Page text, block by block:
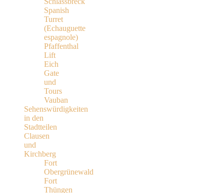
Spanish
Turret
(Echauguette
espagnole)
Pfaffenthal
Lift
Eich
Gate
und
Tours
Vauban
Sehenswürdigkeiten
in den
Stadtteilen
Clausen
und
Kirchberg
Fort
Obergrünewald
Fort
Thüngen